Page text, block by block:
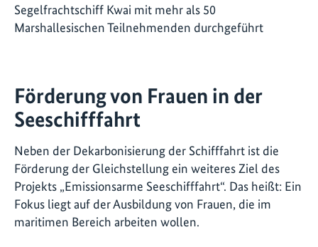
Segelfrachtschiff Kwai mit mehr als 50
Marshallesischen Teilnehmenden durchgeführt
Förderung von Frauen in der
Seeschifffahrt
Neben der Dekarbonisierung der Schifffahrt ist die
Förderung der Gleichstellung ein weiteres Ziel des
Projekts „Emissionsarme Seeschifffahrt“. Das heißt: Ein
Fokus liegt auf der Ausbildung von Frauen, die im
maritimen Bereich arbeiten wollen.